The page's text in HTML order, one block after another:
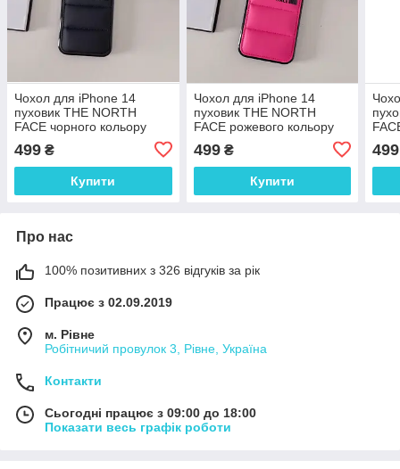
Чохол для iPhone 14
пуховик THE NORTH
FACE чорного кольору
499 ₴
Купити
Чохол для iPhone 14
пуховик THE NORTH
FACE рожевого кольору
499₴
Купити
499
Про нас
100% позитивних з 326 відгуків за рік
Працює з 02.09.2019
м. Рівне
Робітничий провулок 3, Рівне, Україна
Контакти
Сьогодні працює з 09:00 до 18:00
Показати весь графік роботи